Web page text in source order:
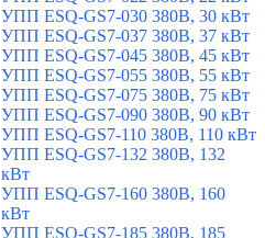
УПП ESQ-GS7-030 380В, 30 кВт
УПП ESQ-GS7-037 380В, 37 кВт
УПП ESQ-GS7-045 380В, 45 кВт
УПП ESQ-GS7-055 380В, 55 кВт
УПП ESQ-GS7-075 380В, 75 кВт
УПП ESQ-GS7-090 380В, 90 кВт
УПП ESQ-GS7-110 380В, 110 кВт
УПП ESQ-GS7-132 380В, 132
кВт
УПП ESQ-GS7-160 380В, 160
кВт
УПП ESQ-GS7-185 380В, 185